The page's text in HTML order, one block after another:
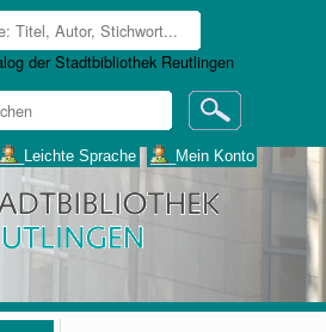
___Leichte Sprache ___Mein Konto